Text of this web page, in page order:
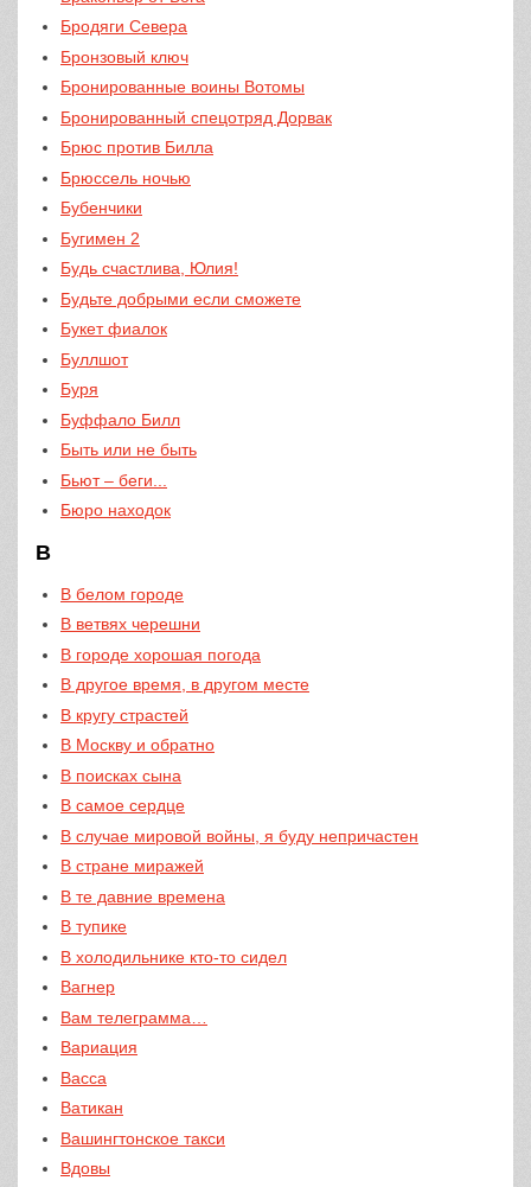
Бродяги Севера
Бронзовый ключ
Бронированные воины Вотомы
Бронированный спецотряд Дорвак
Брюс против Билла
Брюссель ночью
Бубенчики
Бугимен 2
Будь счастлива, Юлия!
Будьте добрыми если сможете
Букет фиалок
Буллшот
Буря
Буффало Билл
Быть или не быть
Бьют – беги...
Бюро находок
В
В белом городе
В ветвях черешни
В городе хорошая погода
В другое время, в другом месте
В кругу страстей
В Москву и обратно
В поисках сына
В самое сердце
В случае мировой войны, я буду непричастен
В стране миражей
В те давние времена
В тупике
В холодильнике кто-то сидел
Вагнер
Вам телеграмма…
Вариация
Васса
Ватикан
Вашингтонское такси
Вдовы